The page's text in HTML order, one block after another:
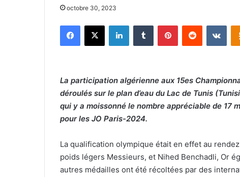
octobre 30, 2023
Facebook
X LinkedinTumblr PinterestReddit
La participation algérienne aux 15es
déroulés sur le plan d’eau du Lac de Tunis
qui y a moissonné le nombre appréciable de
pour les JO Paris-2024.
La qualification olympique était en effet au
poids légers Messieurs, et Nihed Benchadli, Or
autres médailles ont été récoltées par des